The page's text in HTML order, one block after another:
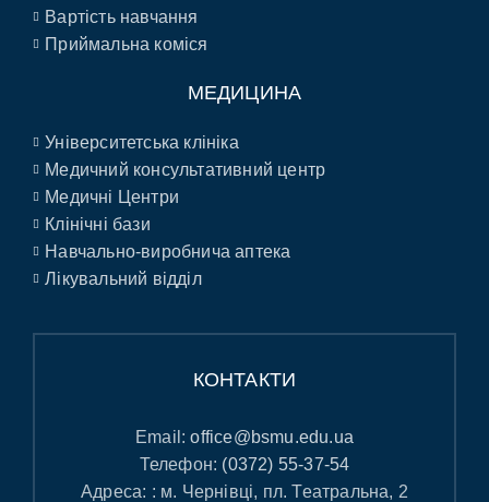
Вартість навчання
Приймальна коміся
МЕДИЦИНА
Університетська клініка
Медичний консультативний центр
Медичні Центри
Клінічні бази
Навчально-виробнича аптека
Лікувальний відділ
КОНТАКТИ
Email:office@bsmu.edu.ua
Телефон: (0372) 55-37-54
Адреса: : м. Чернівці, пл. Театральна, 2